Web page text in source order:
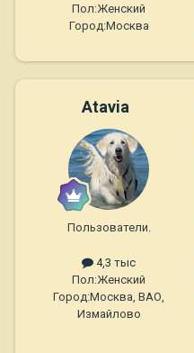
Пол:Женский
Город:Москва
Atavia
Пользователи.
4,3 тыс
Пол:Женский
Город:Москва, ВАО,
Измайлово